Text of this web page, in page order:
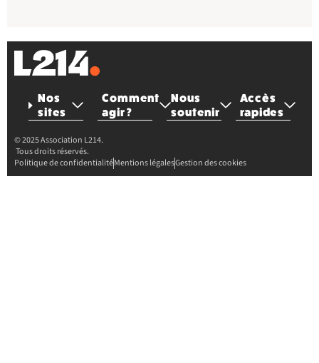
Nos
sites
Comment
agir ?
Nous
soutenir
Accès
rapides
© 2025 Association L214.
Tous droits réservés.
Politique de confidentialitéMentions légalesGestion des cookies